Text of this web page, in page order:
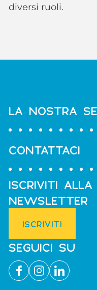
diversi ruoli.
LA NOSTRA
CONTATTACI
ISCRIVITI
NEWSLETTER
ISCRIVITI
SEGUICI SU